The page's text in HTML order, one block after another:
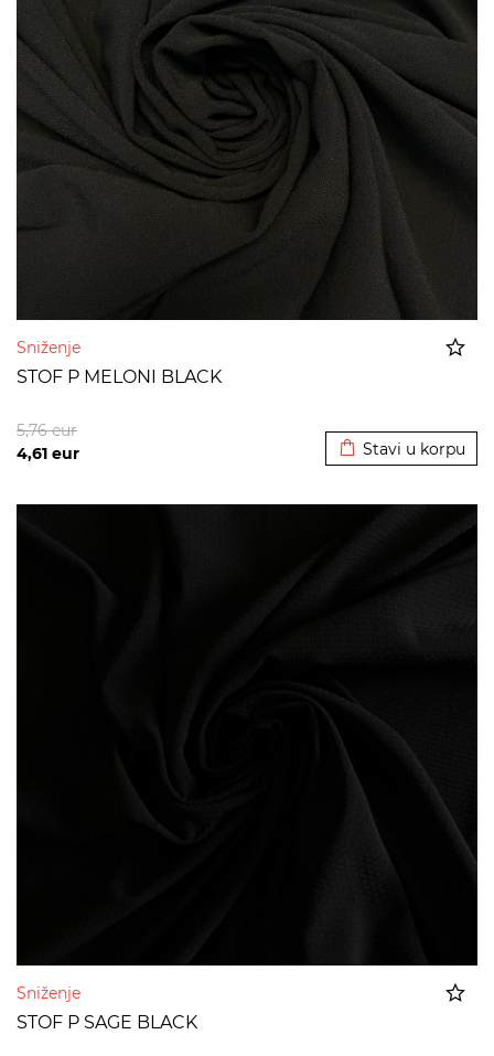
Sniženje
STOF P MELONI BLACK
4,61 eur
5,76eur
Stavi u korpu
Sniženje
STOF P SAGE BLACK